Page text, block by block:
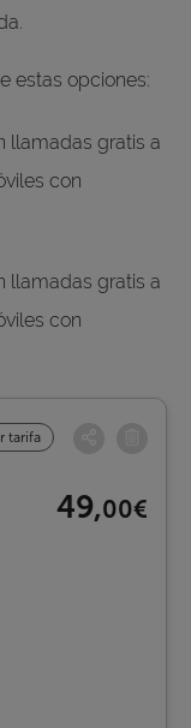
estas opciones:
llamadas gratis a
con
llamadas gratis a
con
tarifa
49,00€